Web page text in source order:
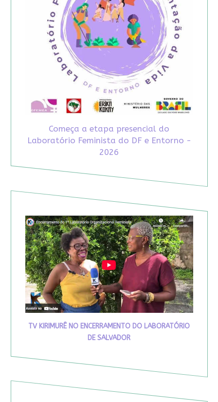
Começa a etapa presencial do
Laboratório Feminista do DF e Entorno -
2026
TV KIRIMURÊ NO ENCERRAMENTO DO LABORATÓRIO
DE SALVADOR